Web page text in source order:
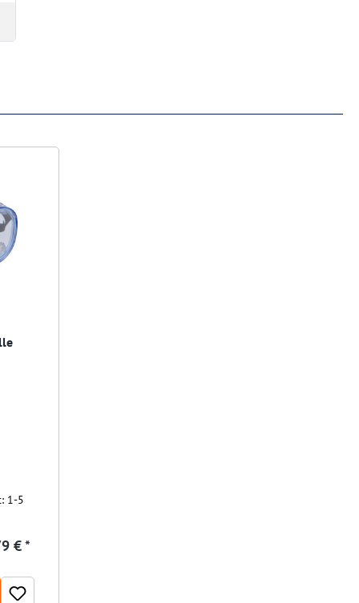
1-5
€ *